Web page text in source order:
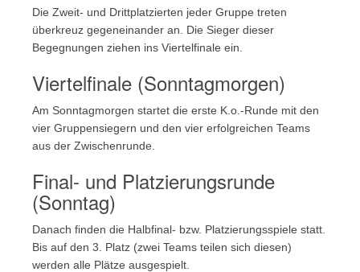
Die Zweit- und Drittplatzierten jeder Gruppe treten
überkreuz gegeneinander an. Die Sieger dieser
Begegnungen ziehen ins Viertelfinale ein.
Viertelfinale (Sonntagmorgen)
Am Sonntagmorgen startet die erste K.o.-Runde mit den
vier Gruppensiegern und den vier erfolgreichen Teams
aus der Zwischenrunde.
Final- und Platzierungsrunde
(Sonntag)
Danach finden die Halbfinal- bzw. Platzierungsspiele statt.
Bis auf den 3. Platz (zwei Teams teilen sich diesen)
werden alle Plätze ausgespielt.